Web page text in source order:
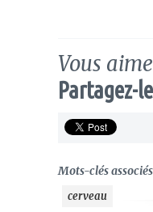
Vous
Partagez-
Mots-clés
cerveau